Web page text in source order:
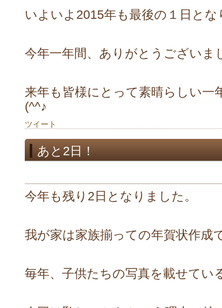
いよいよ2015年も最後の１日と
今年一年間、ありがとうございま
来年も皆様にとって素晴らしい一
(^^♪
ツイート
あと2日！
今年も残り2日となりました。
我が家は家族揃っての年賀状作成
毎年、子供たちの写真を載せてい